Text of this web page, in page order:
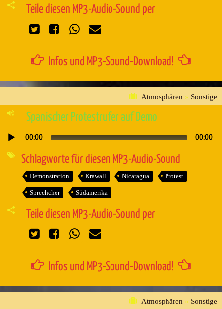
Teile diesen MP3-Audio-Sound per
Infos und MP3-Sound-Download!
Atmosphären » Sonstige
Spanischer Protestrufer auf Demo
Audio-
00:00 00:00
Schlagworte für diesen MP3-Audio-Sound
Demonstration Krawall Nicaragua Protest
Sprechchor Südamerika
Teile diesen MP3-Audio-Sound per
Infos und MP3-Sound-Download!
Atmosphären » Sonstige